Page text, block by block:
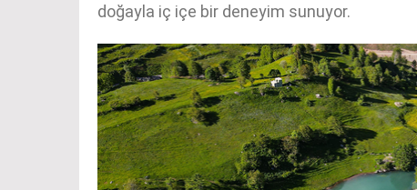
doğayla iç içe bir deneyim sunuyor.